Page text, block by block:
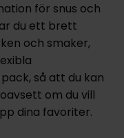
för snus och
du ett brett
och smaker,
så att du kan
om du vill
dina favoriter.